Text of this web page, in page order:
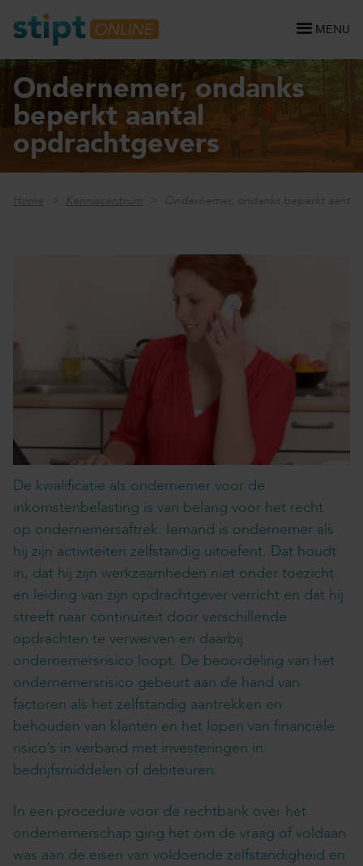
MENU
Ondernemer, ondanks
beperkt aantal
opdrachtgevers
Home Kenniscentrum Ondernemer, ondanks beperkt
De kwalificatie als ondernemer voor de
inkomstenbelasting is van belang voor het recht
op ondernemersaftrek. Iemand is ondernemer als
hij zijn activiteiten zelfstandig uitoefent. Dat houdt
in, dat hij zijn werkzaamheden niet onder toezicht
en leiding van zijn opdrachtgever verricht en dat hij
streeft naar continuïteit door verschillende
opdrachten te verwerven en daarbij
ondernemersrisico loopt. De beoordeling van het
ondernemersrisico gebeurt aan de hand van
factoren als het zelfstandig aantrekken en
behouden van klanten en het lopen van financiële
risico’s in verband met investeringen in
bedrijfsmiddelen of debiteuren.
In een procedure voor de rechtbank over het
ondernemerschap ging het om de vraag of voldaan
was aan de eisen van voldoende zelfstandigheid en